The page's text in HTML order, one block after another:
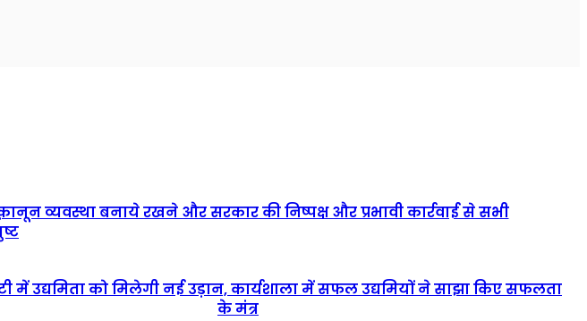
व्यवस्था बनाये रखने और सरकार की निष्पक्ष और प्रभावी कार्रवाई से सभी
में उद्यमिता को मिलेगी नई उड़ान, कार्यशाला में सफल उद्यमियों ने साझा किए सफलता
के मंत्र